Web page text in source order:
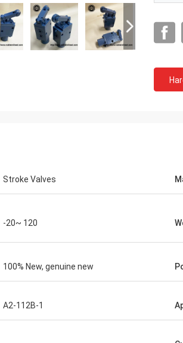
Stroke Valves
-20~ 120
100% New, genuine new
A2-112B-1